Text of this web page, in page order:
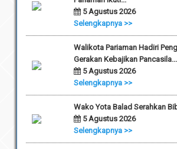
5 Agustus 2026
Selengkapnya >>
Walikota Pariaman Hadiri
Gerakan Kebajikan Pancasila...
5 Agustus 2026
Selengkapnya >>
Wako Yota Balad Serahkan
5 Agustus 2026
Selengkapnya >>